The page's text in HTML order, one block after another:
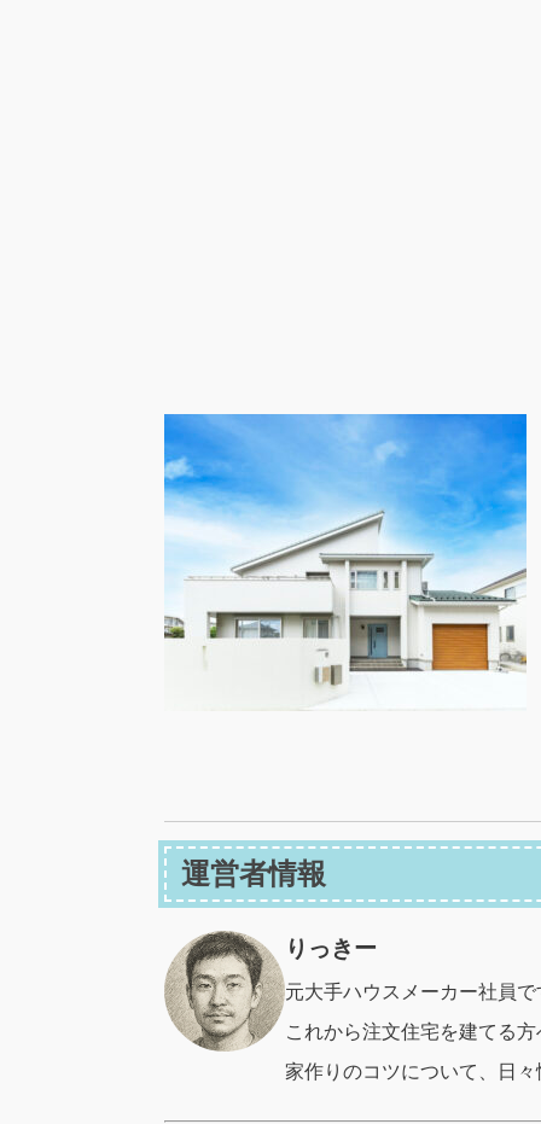
運営者情報
りっきー
元大手ハウスメーカー社員で
これから注文住宅を建てる方
家作りのコツについて、日